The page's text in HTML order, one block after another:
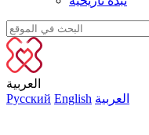
العربية
Русский English العربية